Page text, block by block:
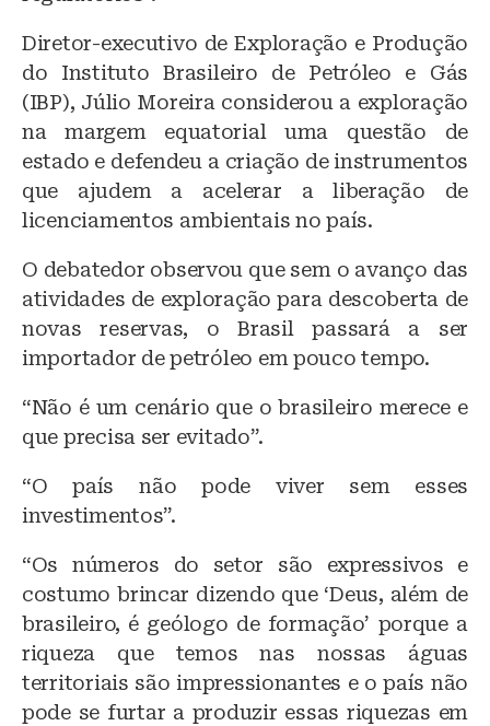
Diretor-executivo de Exploração e Produção
do Instituto Brasileiro de Petróleo e Gás
(IBP), Júlio Moreira considerou a exploração
na margem equatorial uma questão de
estado e defendeu a criação de instrumentos
que ajudem a acelerar a liberação de
licenciamentos ambientais no país.
O debatedor observou que sem o avanço das
atividades de exploração para descoberta de
novas reservas, o Brasil passará a ser
importador de petróleo em pouco tempo.
“Não é um cenário que o brasileiro merece e
que precisa ser evitado”.
“O país não pode viver sem esses
investimentos”.
“Os números do setor são expressivos e
costumo brincar dizendo que ‘Deus, além de
brasileiro, é geólogo de formação’ porque a
riqueza que temos nas nossas águas
territoriais são impressionantes e o país não
pode se furtar a produzir essas riquezas em